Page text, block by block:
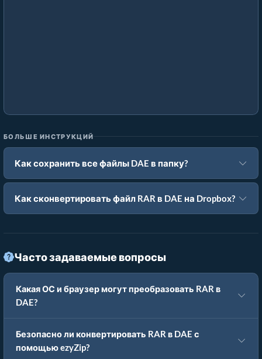
БОЛЬШЕ ИНСТРУКЦИЙ
Как сохранить все файлы DAE в папку?
Как сконвертировать файл RAR в DAE на Dropbox?
Часто задаваемые вопросы
Какая ОС и браузер могут преобразовать RAR в
DAE?
Безопасно ли конвертировать RAR в DAE с
помощью ezyZip?